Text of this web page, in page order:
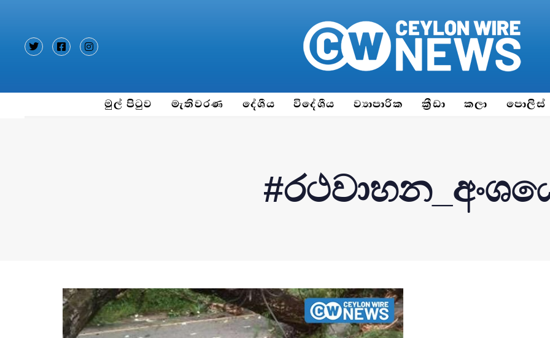
මුල් පිටුව මැතිවරණ දේශීය විදේශීය ව්‍යාපාරික ක්‍රීඩා කලා පොලිස්